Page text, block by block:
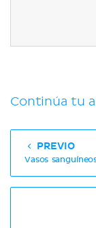
Continúa tu
PREVIO
Vasos